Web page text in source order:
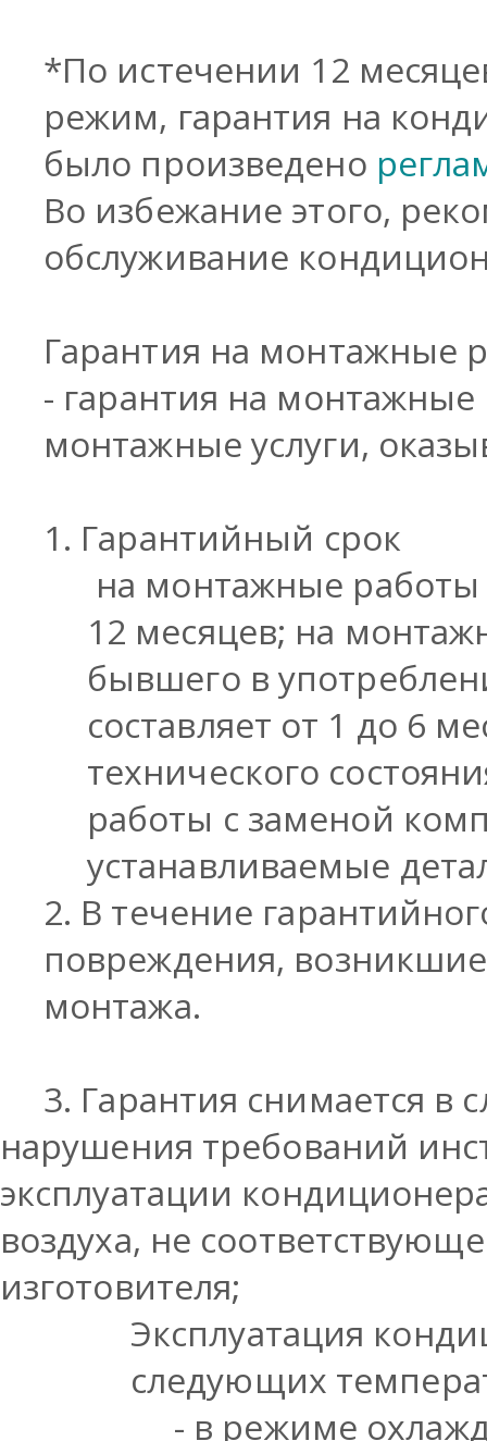
*По истечении 12
режим, гарантия на
было произведено
Во избежание этого,
обслуживание
Гарантия на монтажные
- гарантия на монтажные
монтажные услуги,
1. Гарантийный срок
на монтажные работы
12 месяцев; на
бывшего в
составляет от 1 до 6
технического
работы с заменой
устанавливаемые
2. В течение
повреждения,
монтажа.
3. Гарантия снимается в
нарушения требований
эксплуатации
воздуха, не
изготовителя;
Эксплуатация
следующих
- в режиме